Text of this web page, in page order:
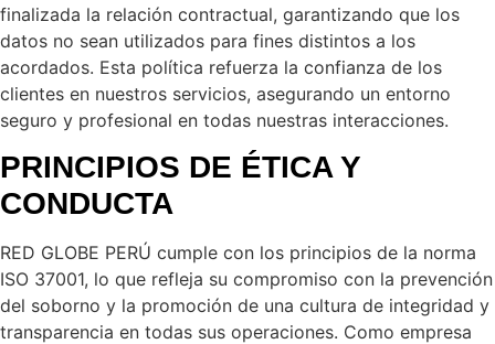
finalizada la relación contractual, garantizando que los
datos no sean utilizados para fines distintos a los
acordados. Esta política refuerza la confianza de los
clientes en nuestros servicios, asegurando un entorno
seguro y profesional en todas nuestras interacciones.
PRINCIPIOS DE ÉTICA Y
CONDUCTA
RED GLOBE PERÚ cumple con los principios de la norma
ISO 37001, lo que refleja su compromiso con la prevención
del soborno y la promoción de una cultura de integridad y
transparencia en todas sus operaciones. Como empresa